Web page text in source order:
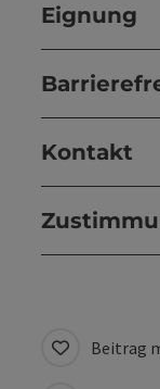
Eignung
Kontakt
Beitrag